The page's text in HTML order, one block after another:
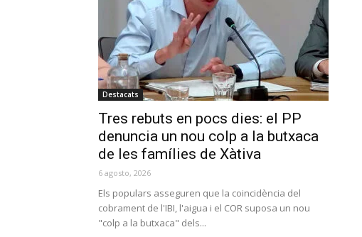
Destacats
Tres rebuts en pocs dies: el PP
denuncia un nou colp a la butxaca
de les famílies de Xàtiva
6 agosto, 2026
Els populars asseguren que la coincidència del
cobrament de l'IBI, l'aigua i el COR suposa un nou
"colp a la butxaca" dels...